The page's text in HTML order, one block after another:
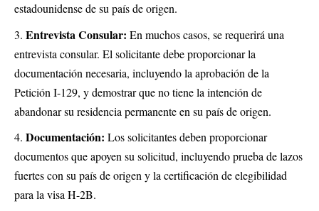
estadounidense de su país de origen.
Entrevista Consular: En muchos casos, se requerirá una
entrevista consular. El solicitante debe proporcionar la
documentación necesaria, incluyendo la aprobación de la
Petición I-129, y demostrar que no tiene la intención de
abandonar su residencia permanente en su país de origen.
Documentación: Los solicitantes deben proporcionar
documentos que apoyen su solicitud, incluyendo prueba de lazos
fuertes con su país de origen y la certificación de elegibilidad
para la visa H-2B.